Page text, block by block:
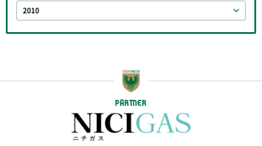
2010
PARTNER